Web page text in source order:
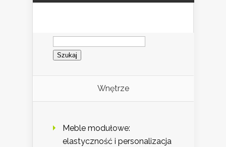
Szukaj:
Wnętrze
Meble modułowe:
elastyczność i personalizacja